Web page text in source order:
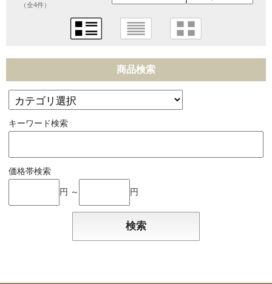
（全4件）
商品検索
キーワード検索
価格帯検索
円 ～ 円